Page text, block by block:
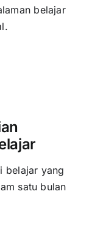
belajar
belajar yang
satu bulan